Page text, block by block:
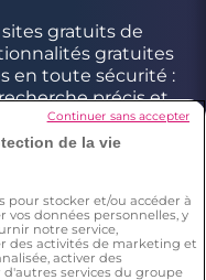
gratuits de
gratuites
en toute sécurité :
précis et
près de chez
France.
cookies
de la vie
pour stocker et/ou accéder à
données personnelles, y
notre service,
des activités de marketing et
activer des
services du groupe
Continuer sans accepter